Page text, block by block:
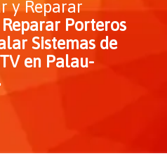
y Reparar
Porteros
Sistemas de
en Palau-